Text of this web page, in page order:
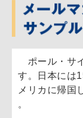
ポール・サ
す。日本には
メリカに帰国
。